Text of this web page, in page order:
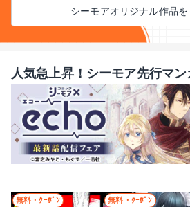
シーモアオリジナル作品を
人気急上昇！シーモア先行マン
無料・ｸｰﾎﾟﾝ 無料・ｸｰﾎﾟﾝ